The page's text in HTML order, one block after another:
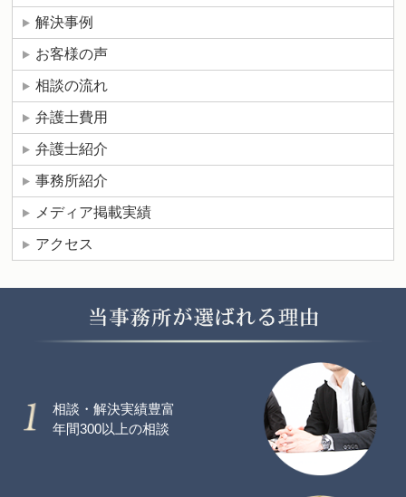
解決事例
お客様の声
相談の流れ
弁護士費用
弁護士紹介
事務所紹介
メディア掲載実績
アクセス
相談・解決実績豊富
年間300以上の相談